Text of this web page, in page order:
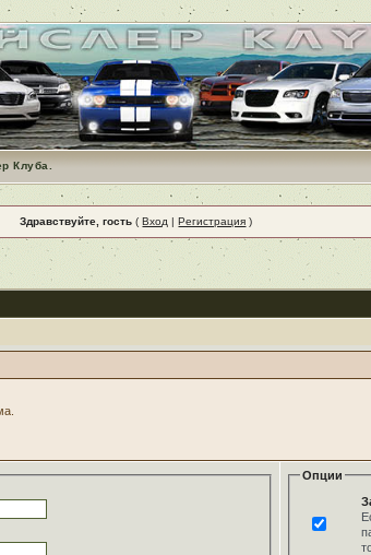
Клуба.
Здравствуйте, гость (Вход |Регистрация )
Опции